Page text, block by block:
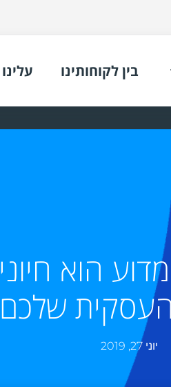
בין לקוחותינו עלינו
הוא חיוני
שלכם
יוני 27, 2019